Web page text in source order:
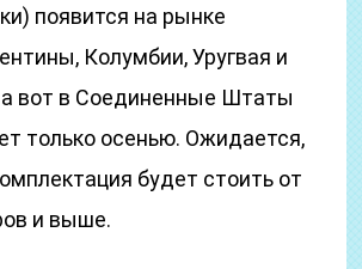
появится на рынке
Колумбии, Уругвая и
а вот в Соединенные Штаты
только осенью. Ожидается,
будет стоить от
и выше.